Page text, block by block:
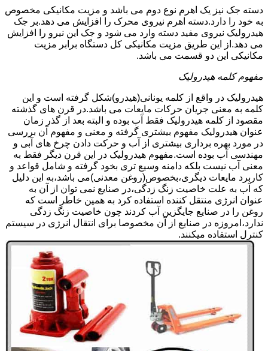
دسته جک نیز یک اهرم نوع دوم می باشد و مزیت مکانیکی مخصوص
به خود را دارد.دسته اهرم نیروی محرک را افزایش می دهد.بر جک
هیدرولیک نیروی مفید دسته وارد می شود و جک این نیرو را افزایش
می دهد.از این طریق مزیت مکانیکی کل دستگاه برابر مزیت
مکانیکی این دو قسمت می باشد.
مفهوم کلمه هیدرولیک
هیدرولیک در واقع از کلمه یونانی(هیدرو)شکل گرفته است و این
کلمه به معنی جریان حرکات مایعات می باشد.در قرن های گذشته
مقصود از کلمه هیدرولیک فقط آب بوده و البته بعد از گذر زمان
عنوان هیدرولیک مفهوم بیشتری گرفته و معنی و مفهوم آن بررسی
در مورد بهره برداری بیشتری از آب و حرکت دادن چرخ های آبی و
مهندسی آب بوده است.مفهوم هیدرولیک در این قرن دیگر فقط به
معنی آب نیست بلکه دامنه وسیع تری بخود گرفته و شامل قواعد و
کاربرد مایعات دیگری،بخصوص(روغن معدنی)می باشد،به این دلیل
که آب به علت خاصیت زنگ زدگی،در صنایع نمی توان از آن به
عنوان انرژی منتقل کننده استفاده کرد به همین خاطر است که
روغن را در صنایع جایگزین آب کردند چون خاصیت زنگ زدگی
ندارد،امروزه در صنایع از آن مخصوصا برای انتقال انرژی در سیستم
کنترل استفاده میکنند.